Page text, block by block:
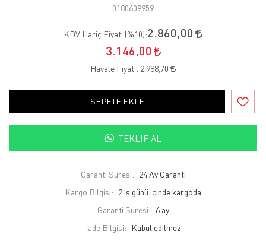
0180609959
KDV Hariç Fiyatı (%10):2.860,00
3.146,00
Havale Fiyatı: 2.988,70
SEPETE EKLE
TEKLIF AL
Garanti Süresi: 24 Ay Garanti
Kargo Bilgisi: 2 iş günü içinde kargoda
Garanti Süresi: 6 ay
İade Bilgisi: